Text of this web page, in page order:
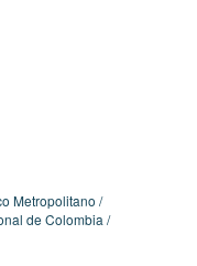
Metropolitano
de Colombia